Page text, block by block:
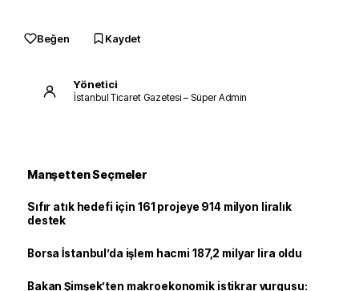
Beğen Kaydet
Yönetici
İstanbul Ticaret Gazetesi – Süper Admin
Manşetten Seçmeler
Sıfır atık hedefi için 161 projeye 914 milyon liralık
destek
Borsa İstanbul’da işlem hacmi 187,2 milyar lira oldu
Bakan Şimşek’ten makroekonomik istikrar vurgusu: